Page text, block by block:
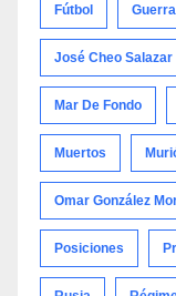
Fútbol Guerra
José Cheo Salazar
Mar De Fondo
Muertos
Omar González
Posiciones